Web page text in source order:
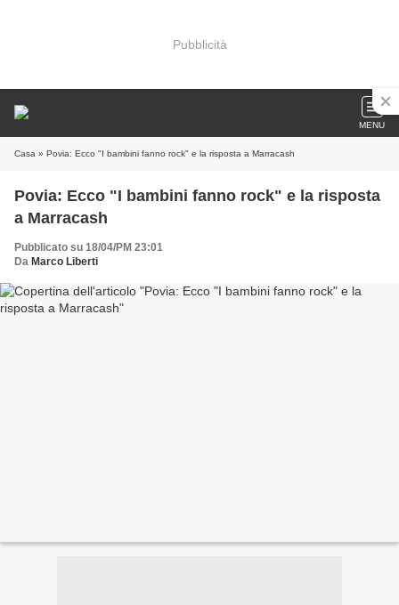
Pubblicità
MENU
Casa » Povia: Ecco "I bambini fanno rock" e la risposta a Marracash
Povia: Ecco "I bambini fanno rock" e la risposta
a Marracash
Pubblicato su 18/04/PM 23:01
Da Marco Liberti